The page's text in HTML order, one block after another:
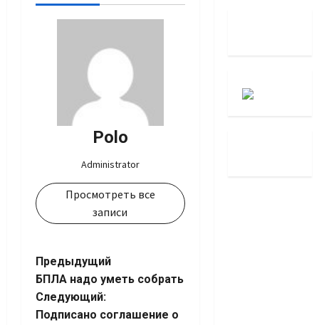
Polo
Administrator
Просмотреть все
записи
Навигация
записи
Предыдущий
БПЛА надо уметь собрать
Следующий:
Подписано соглашение о